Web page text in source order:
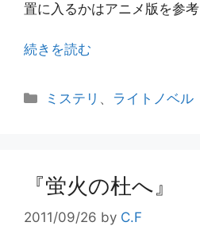
置に入るかはアニメ版を参考
続きを読む
カ
ー
ミステリ 、 ライトノベル
『蛍火の杜へ』
2011/09/26 by C.F